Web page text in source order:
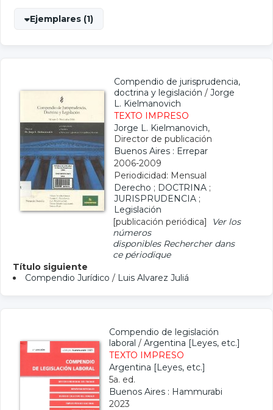
Ejemplares (1)
Compendio de jurisprudencia,
doctrina y legislación / Jorge
L. Kielmanovich
TEXTO IMPRESO
Jorge L. Kielmanovich,
Director de publicación
Buenos Aires : Errepar
2006-2009
Periodicidad: Mensual
Derecho ; DOCTRINA ;
JURISPRUDENCIA ;
Legislación
[publicación periódica]
Ver los
números
disponibles Rechercher dans
ce périodique
Título siguiente
Compendio Jurídico / Luis Alvarez Juliá
Compendio de legislación
laboral / Argentina [Leyes, etc.]
TEXTO IMPRESO
Argentina [Leyes, etc.]
5a. ed.
Buenos Aires : Hammurabi
2023